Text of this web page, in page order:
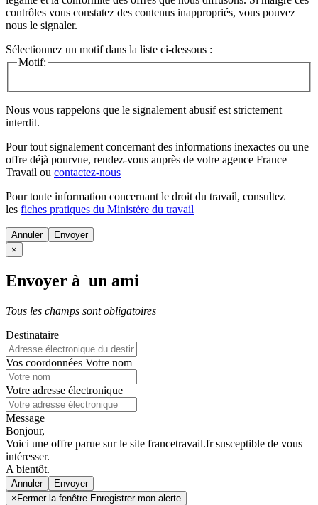
contrôles vous constatez des contenus inappropriés, vous pouvez
nous le signaler.
Sélectionnez un motif dans la liste ci-dessous :
Motif:
Nous vous rappelons que le signalement abusif est strictement
interdit.
Pour tout signalement concernant des informations inexactes ou une
offre déjà pourvue, rendez-vous auprès de votre agence France
Travail ou contactez-nous
Pour toute information concernant le droit du travail, consultez
les fiches pratiques du Ministère du travail
Annuler
×
Envoyer à un ami
Tous les champs sont obligatoires
Destinataire
Vos coordonnées Votre nom
Votre adresse électronique
Message
Bonjour,
Voici une offre parue sur le site francetravail.fr susceptible de vous
intéresser.
A bientôt.
Annuler
× Fermer la fenêtre Enregistrer mon alerte